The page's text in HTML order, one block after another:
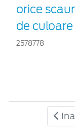
orice
de
2578778